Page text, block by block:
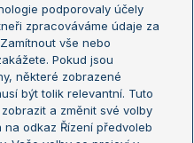
Open
mistrů
mistryň
podporovaly účely
zpracováváme údaje za
vše nebo
Pokud jsou
některé zobrazené
být tolik relevantní. Tuto
a změnit své volby
odkaz Řízení předvoleb